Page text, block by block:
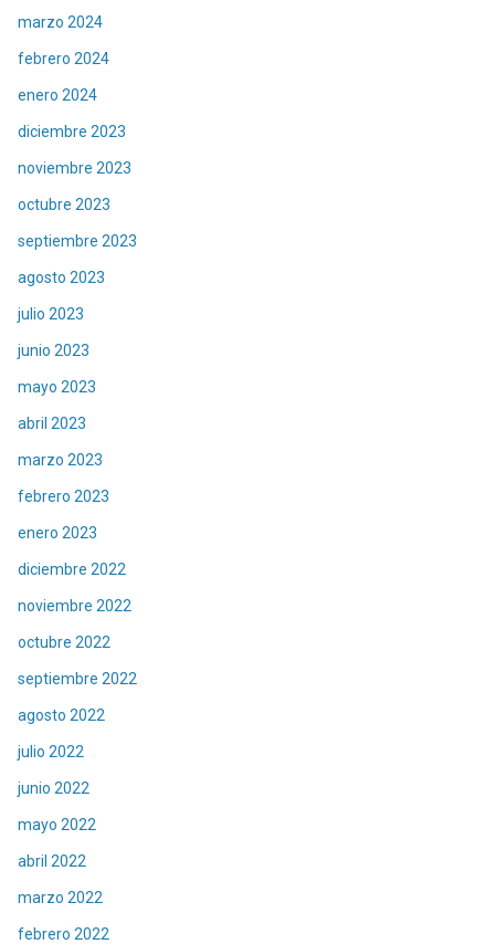
marzo 2024
febrero 2024
enero 2024
diciembre 2023
noviembre 2023
octubre 2023
septiembre 2023
agosto 2023
julio 2023
junio 2023
mayo 2023
abril 2023
marzo 2023
febrero 2023
enero 2023
diciembre 2022
noviembre 2022
octubre 2022
septiembre 2022
agosto 2022
julio 2022
junio 2022
mayo 2022
abril 2022
marzo 2022
febrero 2022